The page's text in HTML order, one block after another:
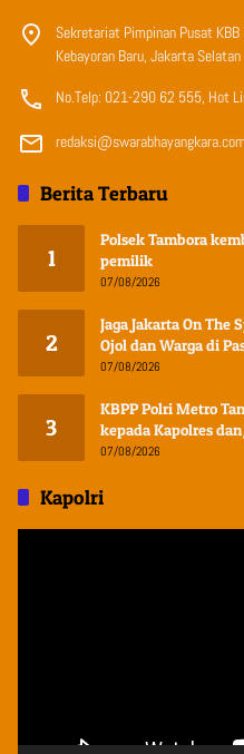
Sekretariat Pimpinan Pusat KBB
Kebayoran Baru, Jakarta Selatan
No.Telp: 021-290 62 555, Hot
redaksi@swarabhayangkara.com
Berita Terbaru
1
Polsek Tambora
pemilik
07/08/2026
2
Jaga Jakarta On The
Ojol dan Warga di
07/08/2026
3
KBPP Polri Metro
kepada Kapolres
07/08/2026
Kapolri